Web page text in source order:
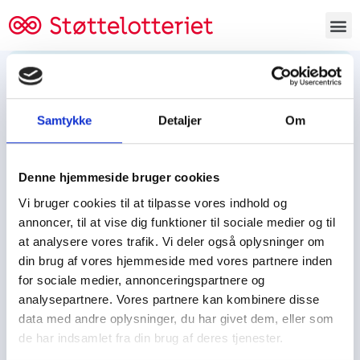
Samtykke Detaljer Om
Denne hjemmeside bruger cookies
Vi bruger cookies til at tilpasse vores indhold og
annoncer, til at vise dig funktioner til sociale medier og til
at analysere vores trafik. Vi deler også oplysninger om
din brug af vores hjemmeside med vores partnere inden
for sociale medier, annonceringspartnere og
analysepartnere. Vores partnere kan kombinere disse
data med andre oplysninger, du har givet dem, eller som
de har indsamlet fra din brug af deres tjenester.
Tjen penge og støt
Tjen penge til:
Spejdere/spejdergruppen/FDF’ere, m.fl.
Kontor
Tjenpengeogstoet.dk
Ejby Industrivej 91
DK – 2600 Glostrup
CVR: 19347508